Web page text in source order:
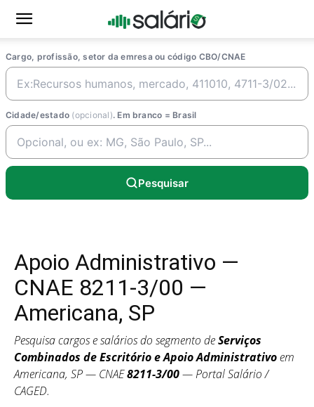
Cargo, profissão, setor da emresa ou código CBO/CNAE
Cidade/estado (opcional). Em branco = Brasil
Pesquisar
Apoio Administrativo —
CNAE 8211-3/00 —
Americana, SP
Pesquisa cargos e salários do segmento deServiços
Combinados de Escritório e Apoio Administrativoem
Americana, SP — CNAE8211-3/00— Portal Salário /
CAGED.